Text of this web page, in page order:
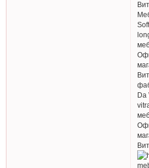
Da